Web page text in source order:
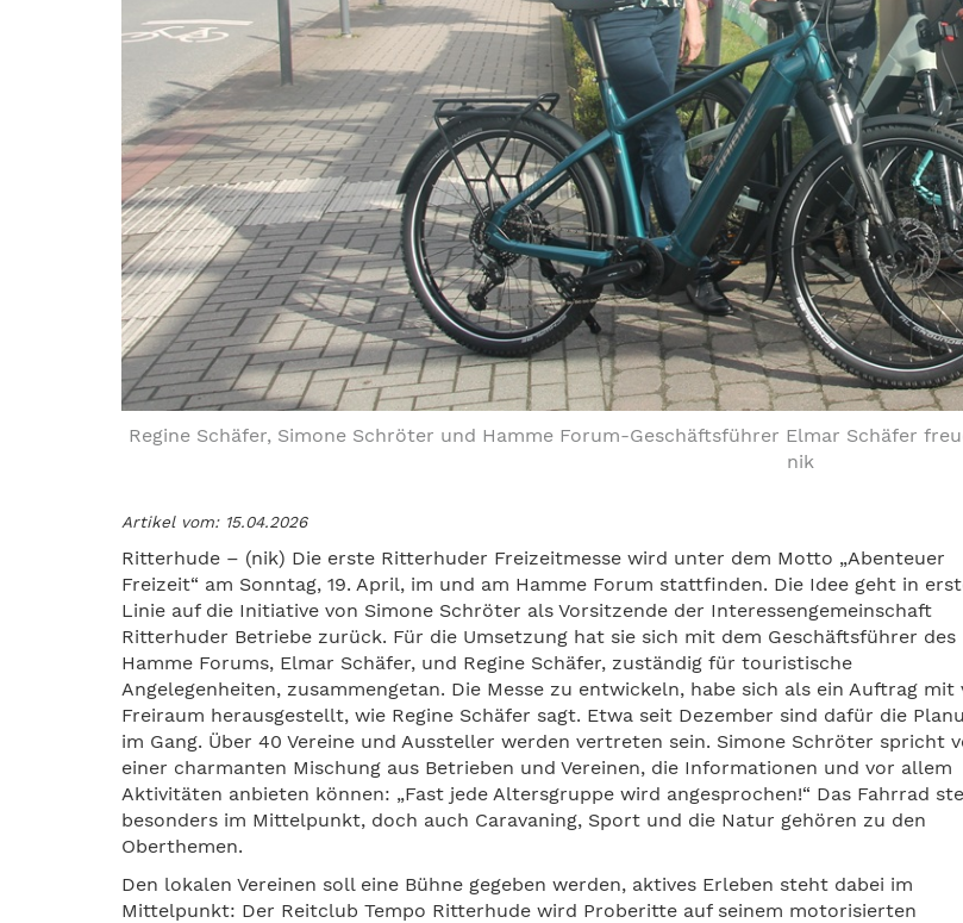
Regine Schäfer, Simone Schröter und Hamme Forum-Geschäftsführer Elmar Schäfer
nik
Artikel vom: 15.04.2026
Ritterhude – (nik) Die erste Ritterhuder Freizeitmesse wird unter dem Motto „Abenteuer
Freizeit“ am Sonntag, 19. April, im und am Hamme Forum stattfinden. Die Idee geht in
Linie auf die Initiative von Simone Schröter als Vorsitzende der Interessengemeinschaft
Ritterhuder Betriebe zurück. Für die Umsetzung hat sie sich mit dem Geschäftsführer des
Hamme Forums, Elmar Schäfer, und Regine Schäfer, zuständig für touristische
Angelegenheiten, zusammengetan. Die Messe zu entwickeln, habe sich als ein Auftrag mit
Freiraum herausgestellt, wie Regine Schäfer sagt. Etwa seit Dezember sind dafür die
im Gang. Über 40 Vereine und Aussteller werden vertreten sein. Simone Schröter spricht
einer charmanten Mischung aus Betrieben und Vereinen, die Informationen und vor allem
Aktivitäten anbieten können: „Fast jede Altersgruppe wird angesprochen!“ Das Fahrrad
besonders im Mittelpunkt, doch auch Caravaning, Sport und die Natur gehören zu den
Oberthemen.
Den lokalen Vereinen soll eine Bühne gegeben werden, aktives Erleben steht dabei im
Mittelpunkt: Der Reitclub Tempo Ritterhude wird Proberitte auf seinem motorisierten